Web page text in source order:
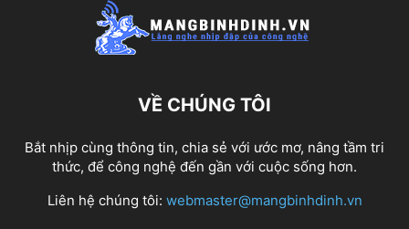
VỀ CHÚNG TÔI
Bắt nhịp cùng thông tin, chia sẻ với ước mơ, nâng tầm tri
thức, để công nghệ đến gần với cuộc sống hơn.
Liên hệ chúng tôi: webmaster@mangbinhdinh.vn